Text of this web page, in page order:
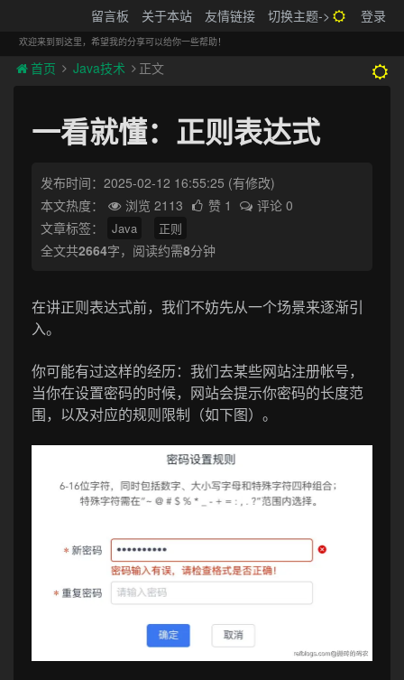
留言板 关于本站 友情链接 切换主题-> 登录
欢迎来到到这里，希望我的分享可以给你一些帮助！
首页 Java技术 正文
一看就懂：正则表达式
发布时间：2025-02-12 16:55:25 (有修改)
本文热度：
浏览 2113 赞 1
评论 0
文章标签：
Java 正则
全文共2664字，阅读约需8分钟
在讲正则表达式前，我们不妨先从一个场景来逐渐引
入。
你可能有过这样的经历：我们去某些网站注册帐号，
当你在设置密码的时候，网站会提示你密码的长度范
围，以及对应的规则限制（如下图）。